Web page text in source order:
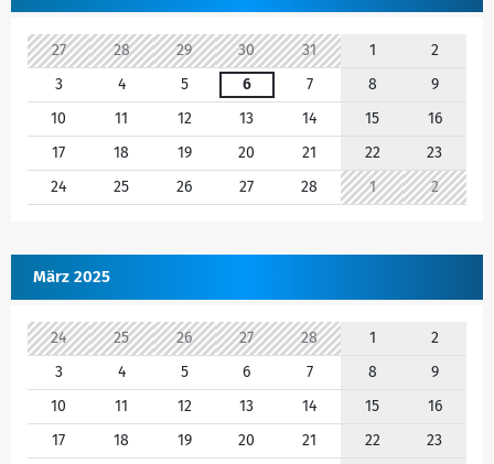
27 28 29 30 31 1
2
3
4 5 6 7 8
9
10
11 12 13 14 15
16
17
18 19 20 21 22
23
24
25 26 27 28 1 2
März 2025
24 25 26 27 28 1
2
3
4 5 6 7 8
9
10
11 12 13 14 15
16
17
18 19 20 21 22
23